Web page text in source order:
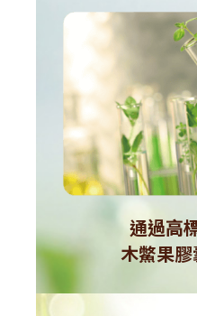
通過高
木鱉果